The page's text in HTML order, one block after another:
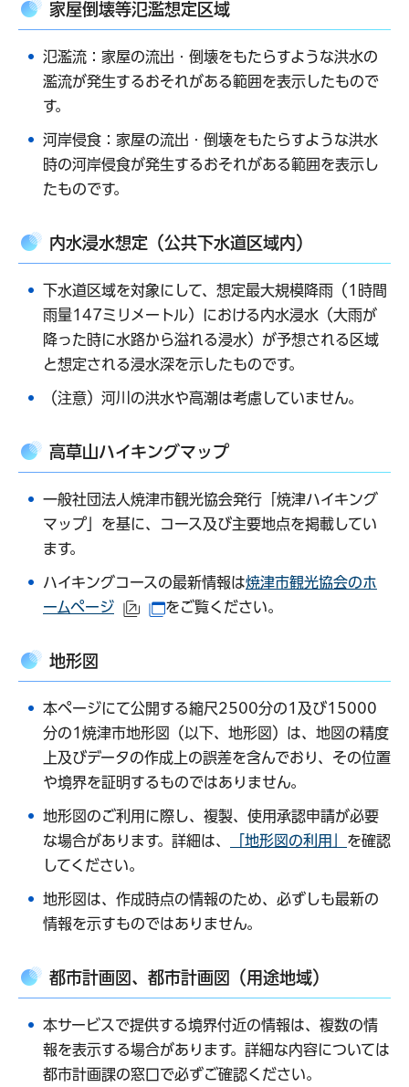
家屋倒壊等氾濫想定区域
氾濫流：家屋の流出・倒壊をもたらすような洪水の
濫流が発生するおそれがある範囲を表示したもので
す。
河岸侵食：家屋の流出・倒壊をもたらすような洪水
時の河岸侵食が発生するおそれがある範囲を表示し
たものです。
内水浸水想定（公共下水道区域内）
下水道区域を対象にして、想定最大規模降雨（1時間
雨量147ミリメートル）における内水浸水（大雨が
降った時に水路から溢れる浸水）が予想される区域
と想定される浸水深を示したものです。
（注意）河川の洪水や高潮は考慮していません。
高草山ハイキングマップ
一般社団法人焼津市観光協会発行「焼津ハイキング
マップ」を基に、コース及び主要地点を掲載してい
ます。
ハイキングコースの最新情報は焼津市観光協会のホ
ームページ
（外部サイトへリンク）
（別ウインドウで開きます）
をご覧ください。
地形図
本ページにて公開する縮尺2500分の1及び15000
分の1焼津市地形図（以下、地形図）は、地図の精度
上及びデータの作成上の誤差を含んでおり、その位置
や境界を証明するものではありません。
地形図のご利用に際し、複製、使用承認申請が必要
な場合があります。詳細は、
「地形図の利用」 を確認
してください。
地形図は、作成時点の情報のため、必ずしも最新の
情報を示すものではありません。
都市計画図、都市計画図（用途地域）
本サービスで提供する境界付近の情報は、複数の情
報を表示する場合があります。詳細な内容については
都市計画課の窓口で必ずご確認ください。